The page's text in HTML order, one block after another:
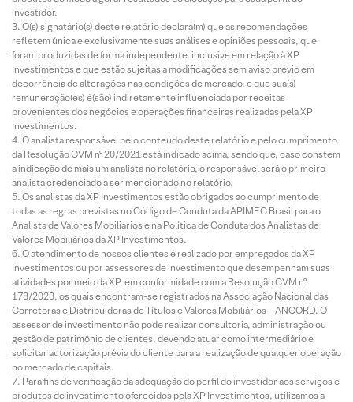
investidor.
O(s) signatário(s) deste relatório declara(m) que as recomendações
refletem única e exclusivamente suas análises e opiniões pessoais, que
foram produzidas de forma independente, inclusive em relação à XP
Investimentos e que estão sujeitas a modificações sem aviso prévio em
decorrência de alterações nas condições de mercado, e que sua(s)
remuneração(es) é(são) indiretamente influenciada por receitas
provenientes dos negócios e operações financeiras realizadas pela XP
Investimentos.
O analista responsável pelo conteúdo deste relatório e pelo cumprimento
da Resolução CVM nº 20/2021 está indicado acima, sendo que, caso constem
a indicação de mais um analista no relatório, o responsável será o primeiro
analista credenciado a ser mencionado no relatório.
Os analistas da XP Investimentos estão obrigados ao cumprimento de
todas as regras previstas no Código de Conduta da APIMEC Brasil para o
Analista de Valores Mobiliários e na Política de Conduta dos Analistas de
Valores Mobiliários da XP Investimentos.
O atendimento de nossos clientes é realizado por empregados da XP
Investimentos ou por assessores de investimento que desempenham suas
atividades por meio da XP, em conformidade com a Resolução CVM nº
178/2023, os quais encontram-se registrados na Associação Nacional das
Corretoras e Distribuidoras de Títulos e Valores Mobiliários – ANCORD. O
assessor de investimento não pode realizar consultoria, administração ou
gestão de patrimônio de clientes, devendo atuar como intermediário e
solicitar autorização prévia do cliente para a realização de qualquer operação
no mercado de capitais.
Para fins de verificação da adequação do perfil do investidor aos serviços e
produtos de investimento oferecidos pela XP Investimentos, utilizamos a